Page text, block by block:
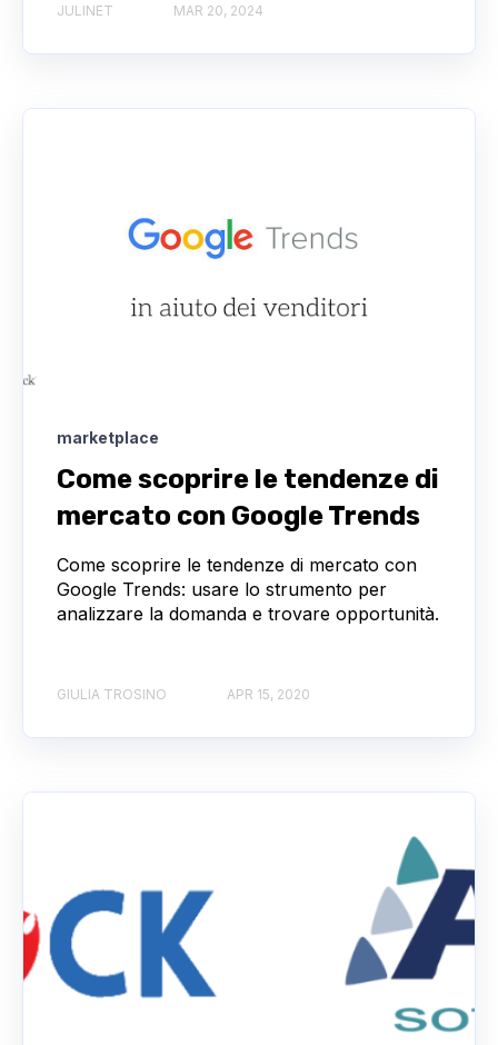
JULINET MAR 20, 2024
marketplace
Come scoprire le tendenze di
mercato con Google Trends
Come scoprire le tendenze di mercato con
Google Trends: usare lo strumento per
analizzare la domanda e trovare opportunità.
GIULIA TROSINO APR 15, 2020